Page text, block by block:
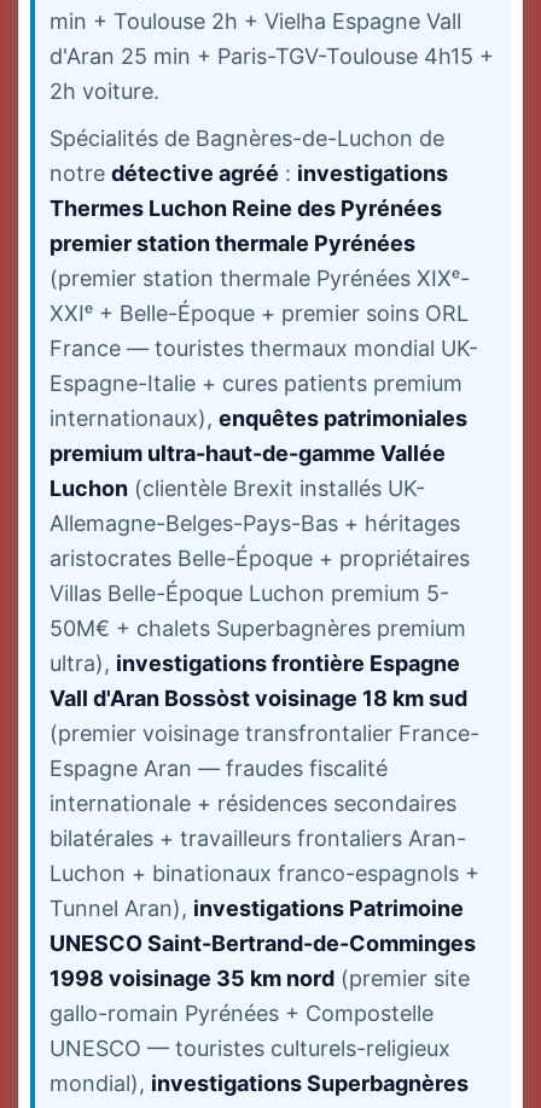
min + Toulouse 2h + Vielha Espagne Vall
d'Aran 25 min + Paris-TGV-Toulouse 4h15 +
2h voiture.
Spécialités de Bagnères-de-Luchon de
notre détective agréé : investigations
Thermes Luchon Reine des Pyrénées
premier station thermale Pyrénées
(premier station thermale Pyrénées XIXᵉ-
XXIᵉ + Belle-Époque + premier soins ORL
France — touristes thermaux mondial UK-
Espagne-Italie + cures patients premium
internationaux), enquêtes patrimoniales
premium ultra-haut-de-gamme Vallée
Luchon (clientèle Brexit installés UK-
Allemagne-Belges-Pays-Bas + héritages
aristocrates Belle-Époque + propriétaires
Villas Belle-Époque Luchon premium 5-
50M€ + chalets Superbagnères premium
ultra), investigations frontière Espagne
Vall d'Aran Bossòst voisinage 18 km sud
(premier voisinage transfrontalier France-
Espagne Aran — fraudes fiscalité
internationale + résidences secondaires
bilatérales + travailleurs frontaliers Aran-
Luchon + binationaux franco-espagnols +
Tunnel Aran), investigations Patrimoine
UNESCO Saint-Bertrand-de-Comminges
1998 voisinage 35 km nord (premier site
gallo-romain Pyrénées + Compostelle
UNESCO — touristes culturels-religieux
mondial), investigations Superbagnères